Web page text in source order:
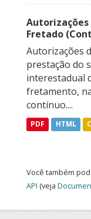
Autorizações
Fretado
Autorizações
prestação do
interestadual
fretamento,
contínuo....
PDF HTML
Você também
API (veja